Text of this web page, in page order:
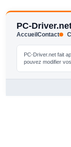
PC-
AccueilContact
PC-Driver.net fait
pouvez modifier